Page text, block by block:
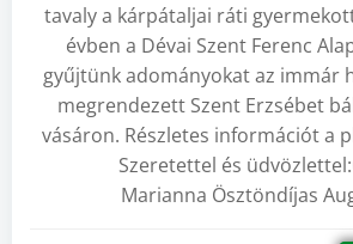
tavaly a kárpátaljai ráti
évben a Dévai Szent Ferenc
gyűjtünk adományokat az immár
megrendezett Szent Erzsébet
vásáron. Részletes információt a
Szeretettel és
Marianna Ösztöndíjas